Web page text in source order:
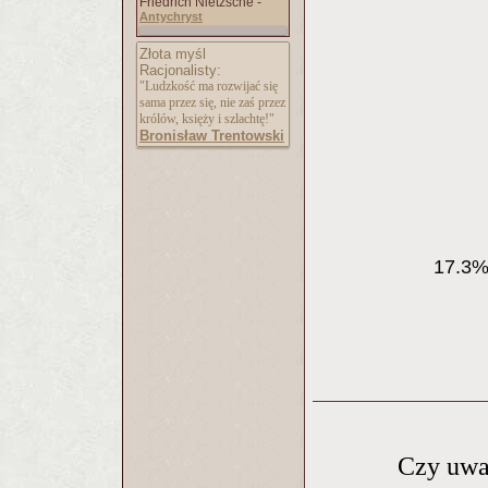
Antychryst
Złota myśl
Racjonalisty:
"Ludzkość ma rozwijać się
sama przez się, nie zaś przez
królów, księży i szlachtę!"
Bronisław Trentowski
Czy